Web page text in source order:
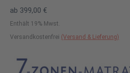
ab 399,00 €
Enthält 19% Mwst.
Versandkostenfrei (Versand & Lieferung)